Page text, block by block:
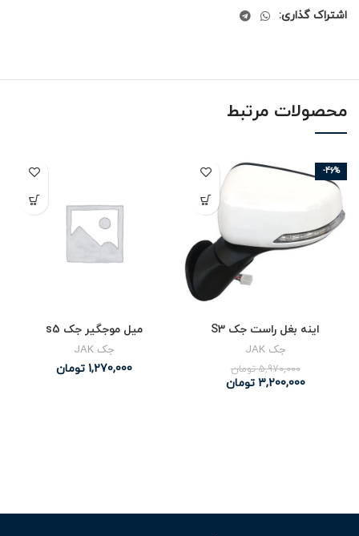
اشتراک گذاری:
محصولات مرتبط
-46%
اینه بغل راست جک S3
جک JAK
5,970,000 تومان
3,200,000 تومان
میل موجگیر جک s5
جک JAK
1,270,000 تومان